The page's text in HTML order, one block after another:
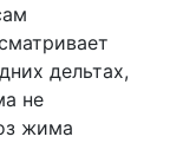
дельтах,
не
жима